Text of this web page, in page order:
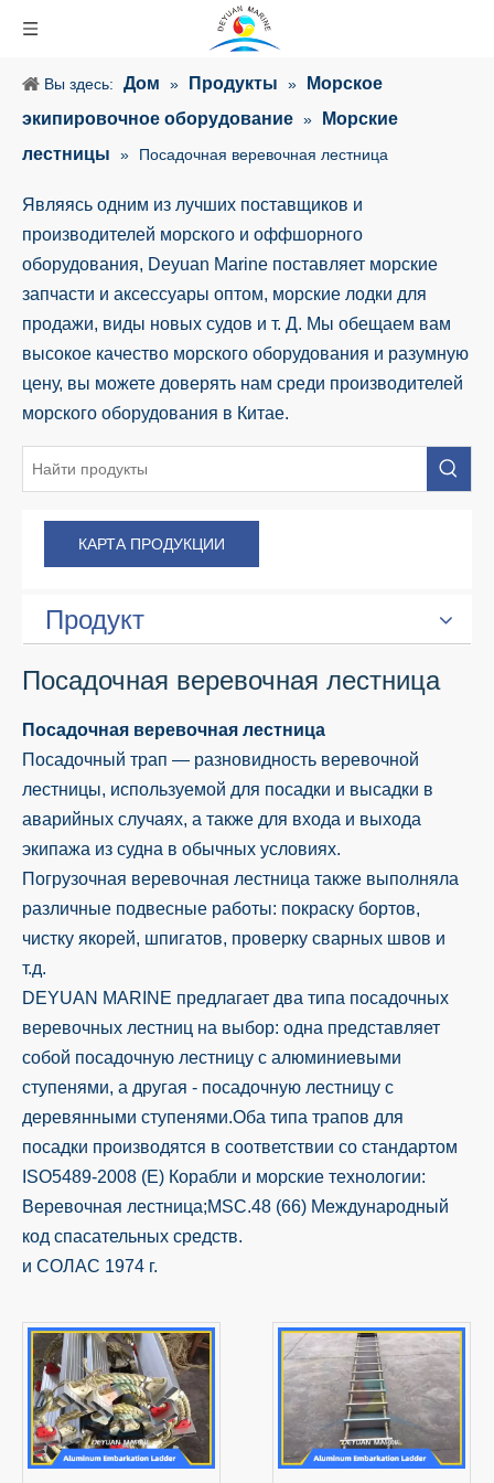
Вы здесь: Дом » Продукты »
Морское
экипировочное оборудование »
Морские
лестницы
» Посадочная веревочная лестница
Являясь одним из лучших поставщиков и
производителей морского и оффшорного
оборудования, Deyuan Marine поставляет морские
запчасти и аксессуары оптом, морские лодки для
продажи, виды новых судов и т. Д. Мы обещаем вам
высокое качество морского оборудования и разумную
цену, вы можете доверять нам среди производителей
морского оборудования в Китае.
КАРТА ПРОДУКЦИИ
Продукт
Посадочная веревочная лестница
Посадочная веревочная лестница
Посадочный трап — разновидность веревочной
лестницы, используемой для посадки и высадки в
аварийных случаях, а также для входа и выхода
экипажа из судна в обычных условиях.
Погрузочная веревочная лестница также выполняла
различные подвесные работы: покраску бортов,
чистку якорей, шпигатов, проверку сварных швов и
т.д.
DEYUAN MARINE предлагает два типа посадочных
веревочных лестниц на выбор: одна представляет
собой посадочную лестницу с алюминиевыми
ступенями, а другая - посадочную лестницу с
деревянными ступенями.Оба типа трапов для
посадки производятся в соответствии со стандартом
ISO5489-2008 (E) Корабли и морские технологии:
Веревочная лестница;MSC.48 (66) Международный
код спасательных средств.
и СОЛАС 1974 г.